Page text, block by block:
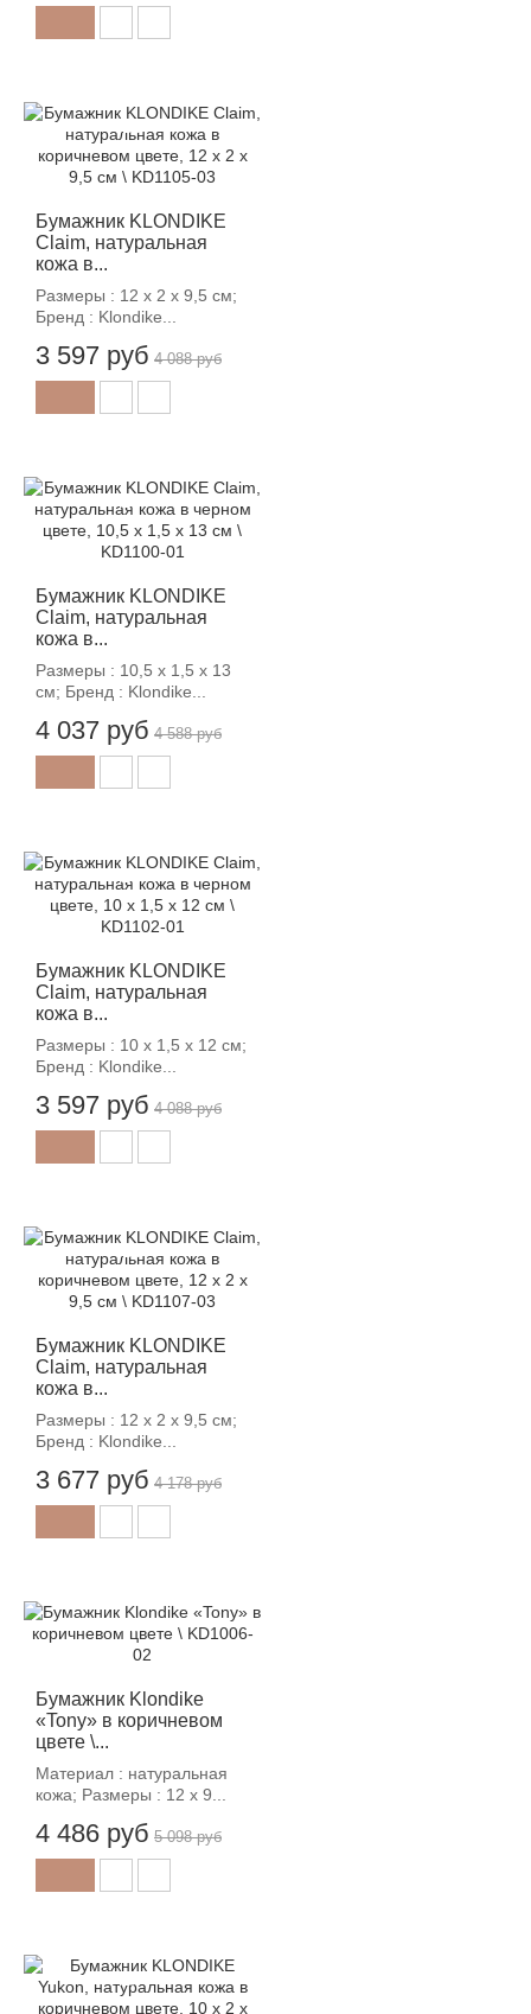
Бумажник KLONDIKE
Claim, натуральная
кожа в...
Размеры : 12 х 2 х 9,5 см;
Бренд : Klondike...
3 597 руб 4 088 руб
Бумажник KLONDIKE
Claim, натуральная
кожа в...
Размеры : 10,5 х 1,5 х 13
см; Бренд : Klondike...
4 037 руб 4 588 руб
Бумажник KLONDIKE
Claim, натуральная
кожа в...
Размеры : 10 х 1,5 х 12 см;
Бренд : Klondike...
3 597 руб 4 088 руб
Бумажник KLONDIKE
Claim, натуральная
кожа в...
Размеры : 12 х 2 х 9,5 см;
Бренд : Klondike...
3 677 руб 4 178 руб
Бумажник Klondike
«Tony» в коричневом
цвете \...
Материал : натуральная
кожа; Размеры : 12 х 9...
4 486 руб 5 098 руб